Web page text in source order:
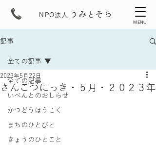
うみ と そら
NPO法人
MENU
記事
全ての記事
いべんとのおしらせ
かつどうほうこく
まちのひとびと
きょうのひとこと
全ての記事
さんこつにっき・５月・２０２３年
2023年5月22日